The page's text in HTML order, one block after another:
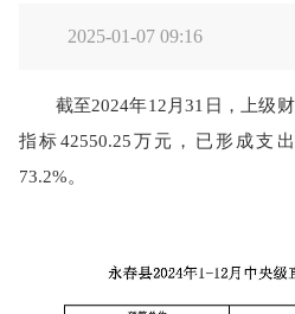
2025-01-07 09:16
截至2024年12月31日，上级财
指标42550.25万元，已形成支
73.2%。